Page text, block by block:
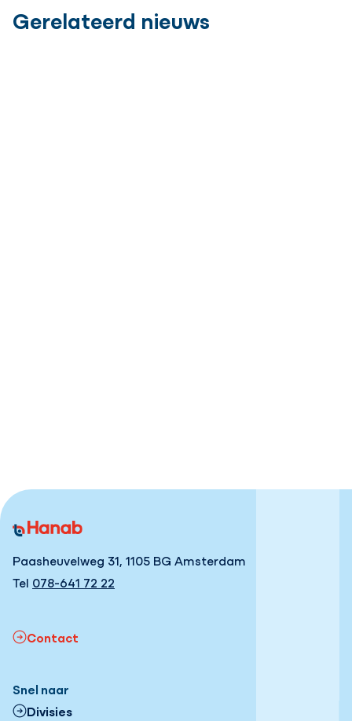
Gerelateerd nieuws
bodem
Paasheuvelweg 31, 1105 BG Amsterdam
Tel 078-641 72 22
Contact
Snel naar
Divisies